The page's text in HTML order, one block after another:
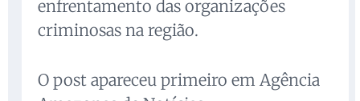
enfrentamento das organizações
criminosas na região.
O post apareceu primeiro em Agência